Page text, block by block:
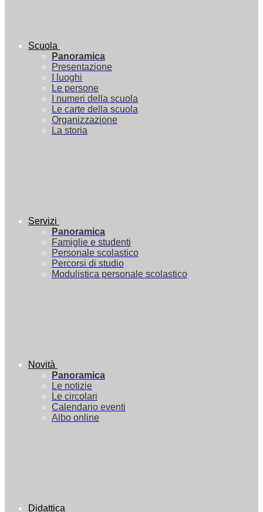
Scuola
Panoramica
Presentazione
I luoghi
Le persone
I numeri della scuola
Le carte della scuola
Organizzazione
La storia
Servizi
Panoramica
Famiglie e studenti
Personale scolastico
Percorsi di studio
Modulistica personale scolastico
Novità
Panoramica
Le notizie
Le circolari
Calendario eventi
Albo online
Didattica